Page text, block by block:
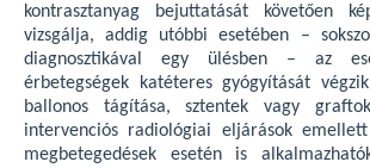
kontrasztanyag bejuttatását követően
vizsgálja, addig utóbbi esetében –
diagnosztikával egy ülésben – az
érbetegségek katéteres gyógyítását
ballonos tágítása, sztentek vagy
intervenciós radiológiai eljárások
megbetegedések esetén is